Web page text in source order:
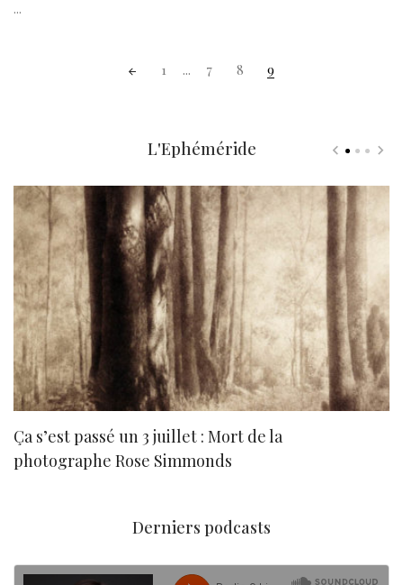
...
1 ... 7 8 9
L'Ephéméride
Ça s’est passé un 3 juillet : Mort de la
photographe Rose Simmonds
Derniers podcasts